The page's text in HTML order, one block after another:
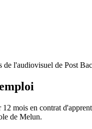
de l'audiovisuel de Post
mois en contrat
de Melun.